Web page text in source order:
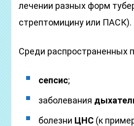
лечении разных форм
стрептомицину или ПАСК).
Среди распространенных
сепсис;
заболевания
болезни ЦНС (к